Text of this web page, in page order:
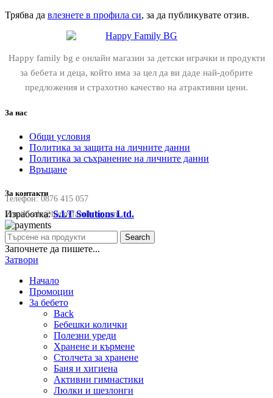
Трябва да влезнете в профила си, за да публикувате отзив.
Happy family bg е онлайн магазин за детски играчки и продукти
за бебета и деца, който има за цел да ви даде най-добрите
предложения и страхотно качество на атрактивни цени.
За нас
Общи условия
Политика за защита на личните данни
Политика за съхранение на личните данни
Връщане
За контакти
Телефон:0876 415 057
Email:sale@happyfamilybg.com
Изработка:S.I.T Solutions Ltd.
Search
Започнете да пишете...
Затвори
Начало
Промоции
За бебето
Back
Бебешки колички
Полезни уреди
Хранене и кърмене
Столчета за хранене
Баня и хигиена
Активни гимнастики
Люлки и шезлонги